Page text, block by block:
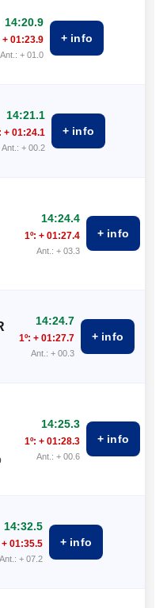
14:20.9
+ 01:23.9
Ant.: + 01.0
+ info
14:21.1
+ 01:24.1
Ant.: + 00.2
+ info
14:24.4
1º: + 01:27.4
Ant.: + 03.3
+ info
14:24.7
1º: + 01:27.7
Ant.: + 00.3
+ info
14:25.3
1º: + 01:28.3
Ant.: + 00.6
+ info
14:32.5
+ 01:35.5
Ant.: + 07.2
+ info